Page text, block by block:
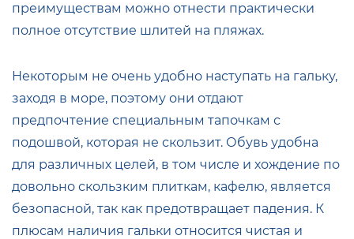
преимуществам можно отнести практически
полное отсутствие шлитей на пляжах.
Некоторым не очень удобно наступать на гальку,
заходя в море, поэтому они отдают
предпочтение специальным тапочкам с
подошвой, которая не скользит. Обувь удобна
для различных целей, в том числе и хождение по
довольно скользким плиткам, кафелю, является
безопасной, так как предотвращает падения. К
плюсам наличия гальки относится чистая и